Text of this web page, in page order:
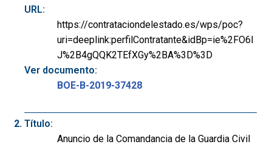
URL:
https://contrataciondelestado.es/wps/poc?
uri=deeplink:perfilContratante&idBp=ie%2FO6I
J%2B4gQQK2TEfXGy%2BA%3D%3D
Ver documento:
BOE-B-2019-37428
Título:
Anuncio de la Comandancia de la Guardia Civil